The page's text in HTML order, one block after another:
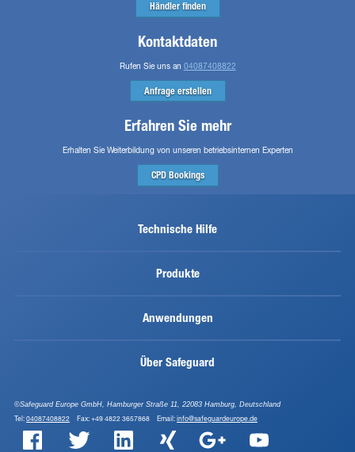
Händler finden
Kontaktdaten
Rufen Sie uns an 04087408822
Anfrage erstellen
Erfahren Sie mehr
Erhalten Sie Weiterbildung von unseren betriebsinternen Experten
CPDBookings
Technische Hilfe
Produkte
Anwendungen
Über Safeguard
©Safeguard Europe GmbH, Hamburger Straße 11, 22083 Hamburg, Deutschland
Tel: 04087408822 Fax: +49 4822 3657868 Email: info@safeguardeurope.de